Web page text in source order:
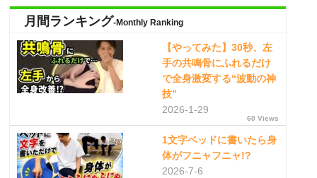
月間ランキング-Monthly Ranking
【やってみた】30秒、左
手の共鳴骨にふれるだけ
で全身激変する“波動の神
技”
2026-1-29
60 Views
1文字ベッドに書いたら身
体がフニャフニャ!?
2026-7-6